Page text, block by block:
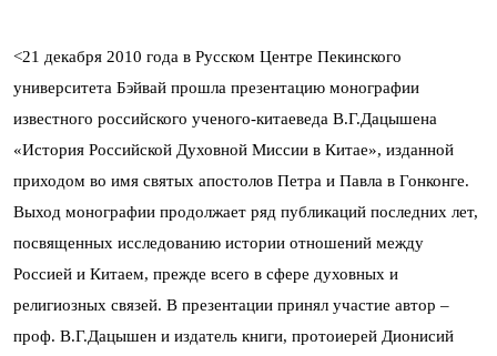
<21 декабря 2010 года в Русском Центре Пекинского
университета Бэйвай прошла презентацию монографии
известного российского ученого-китаеведа В.Г.Дацышена
«История Российской Духовной Миссии в Китае», изданной
приходом во имя святых апостолов Петра и Павла в Гонконге.
Выход монографии продолжает ряд публикаций последних лет,
посвященных исследованию истории отношений между
Россией и Китаем, прежде всего в сфере духовных и
религиозных связей. В презентации принял участие автор –
проф. В.Г.Дацышен и издатель книги, протоиерей Дионисий